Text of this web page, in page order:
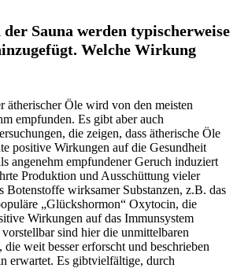
Sauna werden typischerweise
Welche Wirkung
ätherischer Öle wird von den meisten
empfunden. Es gibt aber auch
die zeigen, dass ätherische Öle
positive Wirkungen auf die Gesundheit
angenehm empfundener Geruch induziert
Produktion und Ausschüttung vieler
Botenstoffe wirksamer Substanzen, z.B. das
„Glückshormon“ Oxytocin, die
Wirkungen auf das Immunsystem
sind hier die unmittelbaren
weit besser erforscht und beschrieben
erwartet. Es gibtvielfältige, durch